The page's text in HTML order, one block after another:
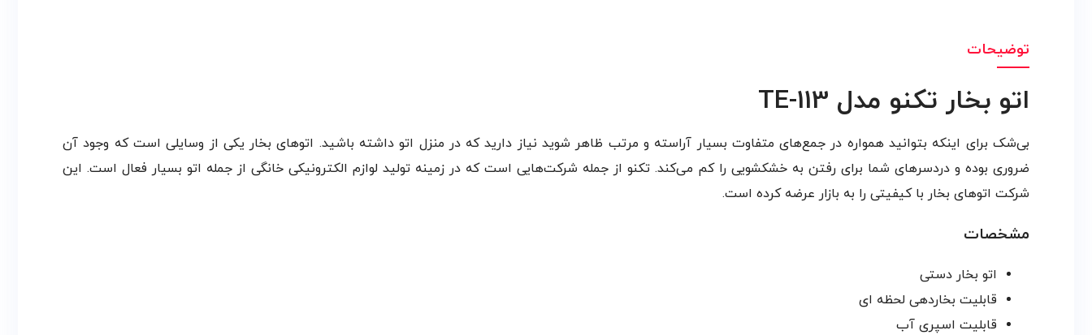
توضیحات
اتو بخار تکنو مدل TE-113
بی‌شک برای اینکه بتوانید همواره در جمع‌های متفاوت بسیار آراسته و مرتب ظاهر شوید نیاز دارید که در منزل اتو داشته باشید. اتوهای بخار یکی از وسایلی است که وجود آن
ضروری بوده و دردسرهای شما برای رفتن به خشکشویی را کم می‎‌کند. تکنو از جمله شرکت‌هایی است که در زمینه تولید لوازم الکترونیکی خانگی از جمله اتو بسیار فعال است. این
شرکت اتوهای بخار با کیفیتی را به بازار عرضه کرده است.
مشخصات
اتو بخار دستی
قابلیت بخاردهی لحظه ای
قابلیت اسپری آب